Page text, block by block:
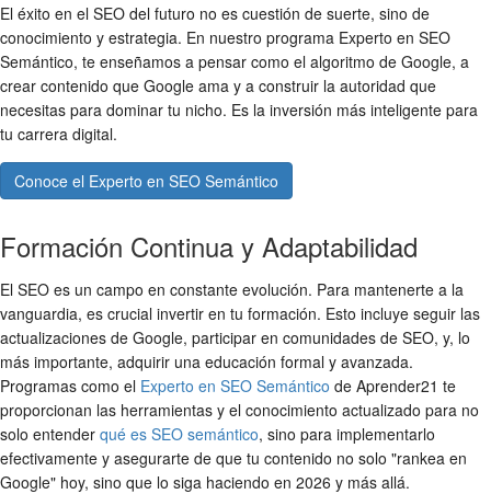
El éxito en el SEO del futuro no es cuestión de suerte, sino de
conocimiento y estrategia. En nuestro programa Experto en SEO
Semántico, te enseñamos a pensar como el algoritmo de Google, a
crear contenido que Google ama y a construir la autoridad que
necesitas para dominar tu nicho. Es la inversión más inteligente para
tu carrera digital.
Conoce el Experto en SEO Semántico
Formación Continua y Adaptabilidad
El SEO es un campo en constante evolución. Para mantenerte a la
vanguardia, es crucial invertir en tu formación. Esto incluye seguir las
actualizaciones de Google, participar en comunidades de SEO, y, lo
más importante, adquirir una educación formal y avanzada.
Programas como el Experto en SEO Semántico de Aprender21 te
proporcionan las herramientas y el conocimiento actualizado para no
solo entender qué es SEO semántico, sino para implementarlo
efectivamente y asegurarte de que tu contenido no solo "rankea en
Google" hoy, sino que lo siga haciendo en 2026 y más allá.